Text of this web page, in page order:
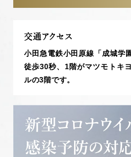
交通アクセス
小田急電鉄小田原線「成城学
徒歩30秒、1階がマツモトキ
ルの3階です。